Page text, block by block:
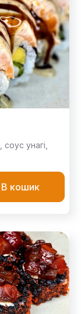
соус унагі,
В кошик